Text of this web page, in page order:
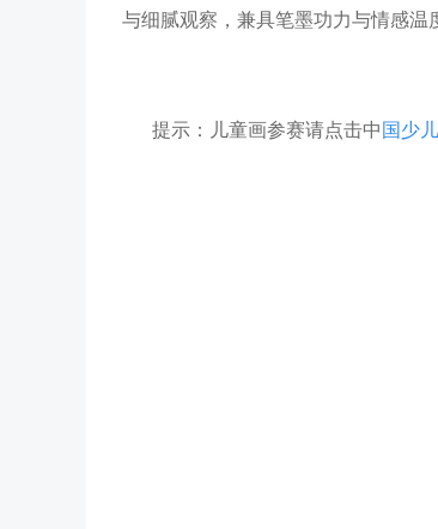
与细腻观察，兼具笔墨功力与情感温
提示：儿童画参赛请点击中 国少